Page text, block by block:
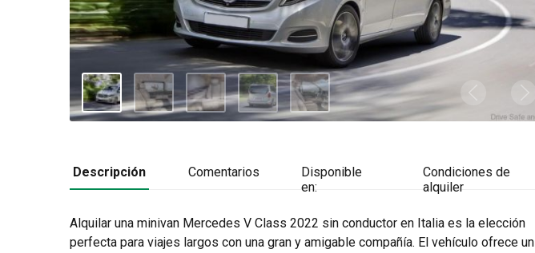
Descripción Comentarios
Disponible
en:
Condiciones de
alquiler
Alquilar una minivan Mercedes V Class 2022 sin conductor en Italia es la elección
perfecta para viajes largos con una gran y amigable compañía. El vehículo ofrece un